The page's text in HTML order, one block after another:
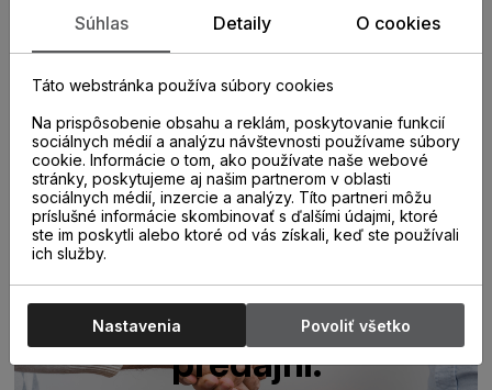
Zistite viac o vlastnostiach
Poraďte sa s
odborníkom u nás na
predajni.
Súhlas Detaily O cookies
Táto webstránka používa súbory cookies
Na prispôsobenie obsahu a reklám, poskytovanie funkcií
sociálnych médií a analýzu návštevnosti používame súbory
cookie. Informácie o tom, ako používate naše webové
stránky, poskytujeme aj našim partnerom v oblasti
sociálnych médií, inzercie a analýzy. Títo partneri môžu
príslušné informácie skombinovať s ďalšími údajmi, ktoré
ste im poskytli alebo ktoré od vás získali, keď ste používali
ich služby.
Nastavenia Povoliť všetko